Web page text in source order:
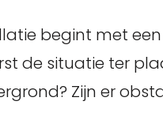
begint met
de situatie ter
Zijn er